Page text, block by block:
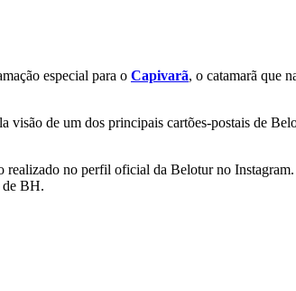
especial para o Capivarã, o catamarã que
visão de um dos principais cartões-postais de
no perfil oficial da Belotur no
de BH.